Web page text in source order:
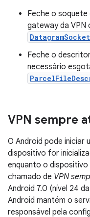
Feche o
gateway da VPN
Feche o
necessário
VPN sempre
O Android pode iniciar
dispositivo for
enquanto o
chamado de VPN
Android 7.0 (nível 24
Android mantém o
responsável pela